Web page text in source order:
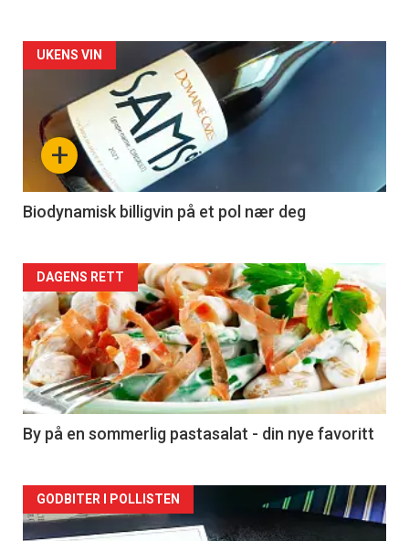
Forsiden
akkurat
nå
4
+
UKENS VIN
Biodynamisk billigvin på et pol nær deg
Forsiden
akkurat
nå
-
5
DAGENS RETT
By på en sommerlig pastasalat - din nye favoritt
Forsiden
GODBITER I POLLISTEN